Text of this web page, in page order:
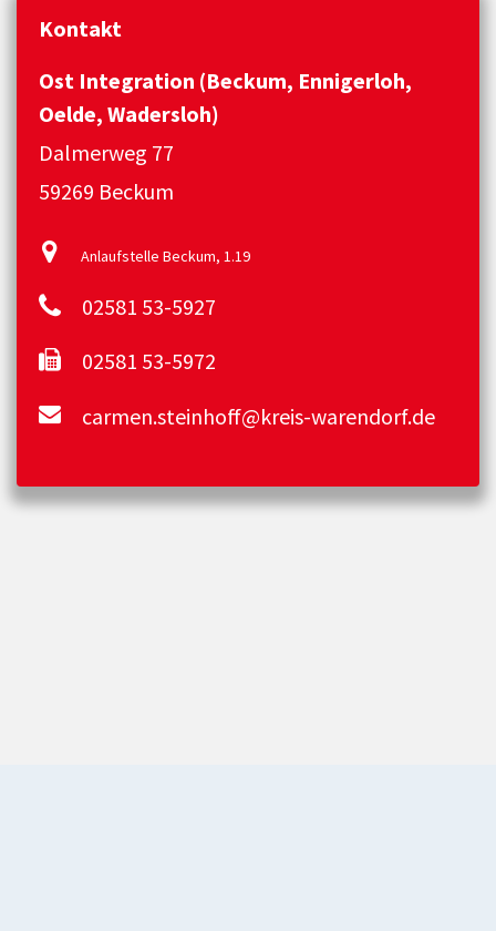
Kontakt
Ost Integration (Beckum, Ennigerloh,
Oelde, Wadersloh)
Dalmerweg 77
59269 Beckum
Anlaufstelle Beckum, 1.19
02581 53-5927
02581 53-5972
carmen.steinhoff@kreis-warendorf.de